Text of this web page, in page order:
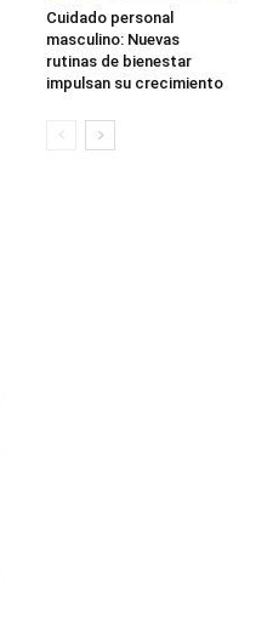
Cuidado personal
masculino: Nuevas
rutinas de bienestar
impulsan su crecimiento